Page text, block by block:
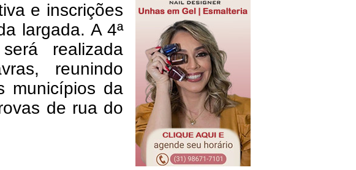
e inscrições
largada. A 4ª
realizada
reunindo
municípios da
de rua do